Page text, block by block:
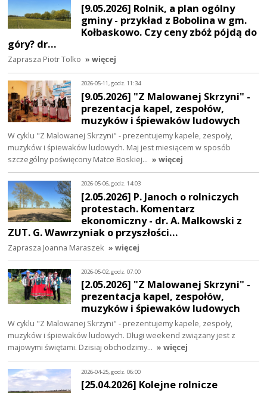
[9.05.2026] Rolnik, a plan ogólny
gminy - przykład z Bobolina w gm.
Kołbaskowo. Czy ceny zbóż pójdą do
góry? dr…
Zaprasza Piotr Tolko » więcej
2026-05-11, godz. 11:34
[9.05.2026] "Z Malowanej Skrzyni" -
prezentacja kapel, zespołów,
muzyków i śpiewaków ludowych
W cyklu "Z Malowanej Skrzyni" - prezentujemy kapele, zespoły,
muzyków i śpiewaków ludowych. Maj jest miesiącem w sposób
szczególny poświęcony Matce Boskiej… » więcej
2026-05-06, godz. 14:03
[2.05.2026] P. Janoch o rolniczych
protestach. Komentarz
ekonomiczny - dr. A. Malkowski z
ZUT. G. Wawrzyniak o przyszłości…
Zaprasza Joanna Maraszek » więcej
2026-05-02, godz. 07:00
[2.05.2026] "Z Malowanej Skrzyni" -
prezentacja kapel, zespołów,
muzyków i śpiewaków ludowych
W cyklu "Z Malowanej Skrzyni" - prezentujemy kapele, zespoły,
muzyków i śpiewaków ludowych. Długi weekend związany jest z
majowymi świętami. Dzisiaj obchodzimy… » więcej
2026-04-25, godz. 06:00
[25.04.2026] Kolejne rolnicze